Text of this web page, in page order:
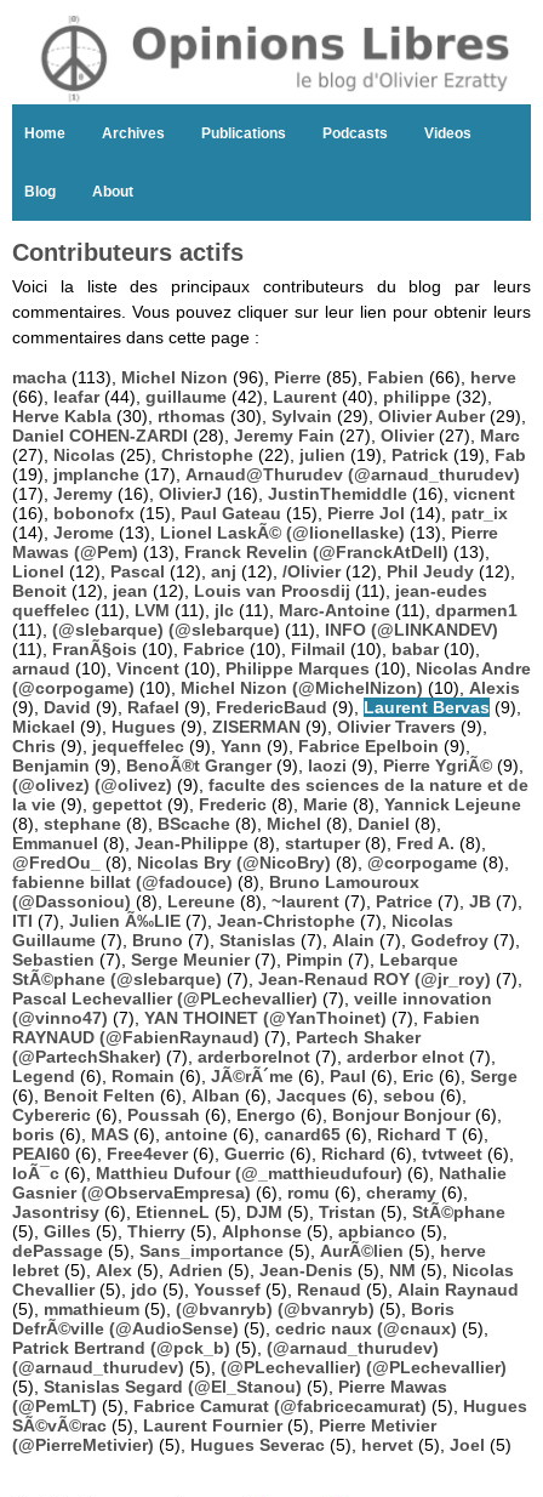
Home Archives Publications Podcasts Videos
Blog About
Contributeurs actifs
Voici la liste des principaux contributeurs du blog par leurs
commentaires. Vous pouvez cliquer sur leur lien pour obtenir leurs
commentaires dans cette page :
macha (113), Michel Nizon (96), Pierre (85), Fabien (66), herve
(66), leafar(44), guillaume (42), Laurent (40), philippe (32),
Herve Kabla (30), rthomas (30), Sylvain (29), Olivier Auber(29),
Daniel COHEN-ZARDI (28), Jeremy Fain (27), Olivier(27), Marc
(27), Nicolas (25), Christophe (22), julien (19), Patrick (19), Fab
(19), jmplanche (17), Arnaud@Thurudev (@arnaud_thurudev)
(17), Jeremy (16), OlivierJ (16), JustinThemiddle (16), vicnent
(16), bobonofx (15), Paul Gateau (15), Pierre Jol (14), patr_ix
(14), Jerome (13), Lionel LaskÃ© (@lionellaske) (13), Pierre
Mawas (@Pem) (13), Franck Revelin (@FranckAtDell) (13),
Lionel (12), Pascal (12), anj (12), /Olivier(12), Phil Jeudy (12),
Benoit (12), jean (12), Louis van Proosdij (11), jean-eudes
queffelec (11), LVM (11), jlc (11), Marc-Antoine (11), dparmen1
(11), (@slebarque) (@slebarque) (11), INFO (@LINKANDEV)
(11), FranÃ§ois (10), Fabrice (10), Filmail (10), babar(10),
arnaud (10), Vincent (10), Philippe Marques (10), Nicolas Andre
(@corpogame) (10), Michel Nizon (@MichelNizon) (10), Alexis
(9), David (9), Rafael (9), FredericBaud (9), Laurent Bervas (9),
Mickael (9), Hugues (9), ZISERMAN (9), Olivier Travers (9),
Chris (9), jequeffelec (9), Yann (9), Fabrice Epelboin (9),
Benjamin (9), BenoÃ®t Granger(9), laozi (9), Pierre YgriÃ© (9),
(@olivez) (@olivez) (9), faculte des sciences de la nature et de
la vie (9), gepettot (9), Frederic (8), Marie (8), Yannick Lejeune
(8), stephane (8), BScache (8), Michel (8), Daniel (8),
Emmanuel (8), Jean-Philippe (8), startuper(8), Fred A. (8),
@FredOu_
(8), Nicolas Bry (@NicoBry) (8), @corpogame (8),
fabienne billat (@fadouce) (8), Bruno Lamouroux
(@Dassoniou) (8), Lereune (8), ~laurent (7), Patrice (7), JB (7),
ITI (7), Julien Ã‰LIE (7), Jean-Christophe (7), Nicolas
Guillaume (7), Bruno (7), Stanislas (7), Alain (7), Godefroy (7),
Sebastien (7), Serge Meunier(7), Pimpin (7), Lebarque
StÃ©phane (@slebarque) (7), Jean-Renaud ROY (@jr_roy) (7),
Pascal Lechevallier (@PLechevallier) (7), veille innovation
(@vinno47) (7), YAN THOINET (@YanThoinet) (7), Fabien
RAYNAUD (@FabienRaynaud) (7), Partech Shaker
(@PartechShaker) (7), arderborelnot (7), arderbor elnot (7),
Legend (6), Romain (6), JÃ©rÃ´me (6), Paul (6), Eric (6), Serge
(6), Benoit Felten (6), Alban (6), Jacques (6), sebou (6),
Cybereric (6), Poussah (6), Energo (6), Bonjour Bonjour(6),
boris (6), MAS (6), antoine (6), canard65 (6), Richard T (6),
PEAI60 (6), Free4ever(6), Guerric (6), Richard (6), tvtweet (6),
loÃ¯c (6), Matthieu Dufour (@_matthieudufour) (6), Nathalie
Gasnier (@ObservaEmpresa) (6), romu (6), cheramy (6),
Jasontrisy (6), EtienneL (5), DJM (5), Tristan (5), StÃ©phane
(5), Gilles (5), Thierry (5), Alphonse (5), apbianco (5),
dePassage (5), Sans_importance (5), AurÃ©lien (5), herve
lebret (5), Alex (5), Adrien (5), Jean-Denis (5), NM (5), Nicolas
Chevallier(5), jdo (5), Youssef (5), Renaud (5), Alain Raynaud
(5), mmathieum (5), (@bvanryb) (@bvanryb) (5), Boris
DefrÃ©ville (@AudioSense) (5), cedric naux (@cnaux) (5),
Patrick Bertrand (@pck_b) (5), (@arnaud_thurudev)
(@arnaud_thurudev) (5), (@PLechevallier) (@PLechevallier)
(5), Stanislas Segard (@El_Stanou) (5), Pierre Mawas
(@PemLT) (5), Fabrice Camurat (@fabricecamurat) (5), Hugues
SÃ©vÃ©rac (5), Laurent Fournier(5), Pierre Metivier
(@PierreMetivier) (5), Hugues Severac (5), hervet (5), Joel (5)